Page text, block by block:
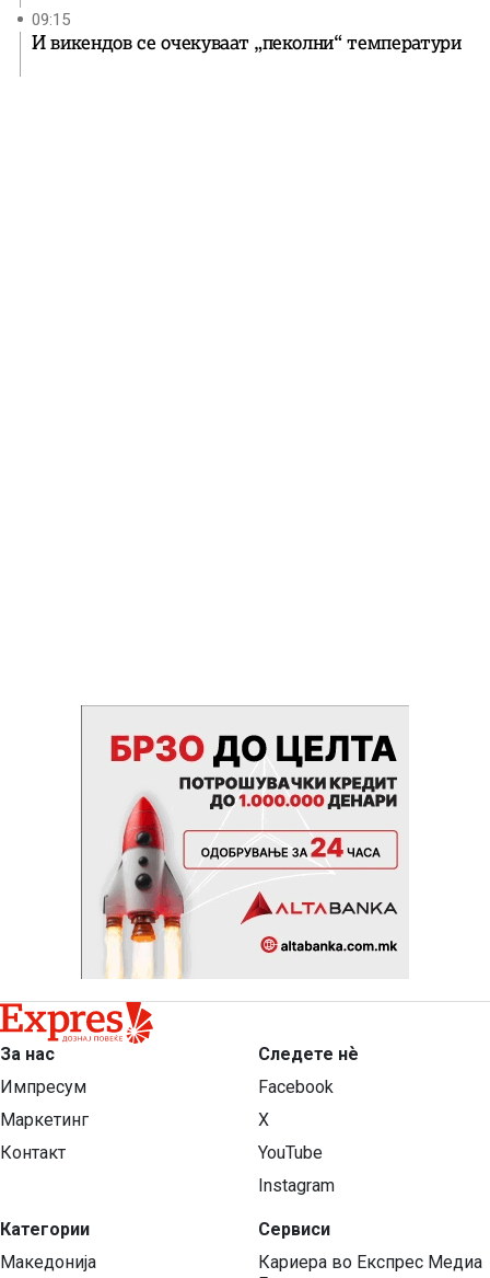
09:15
И викендов се очекуваат „пеколни“ температури
За нас
Импресум
Маркетинг
Контакт
Категории
Македонија
Следете нѐ
Facebook
X
YouTube
Instagram
Сервиси
Кариера во Експрес Медиа